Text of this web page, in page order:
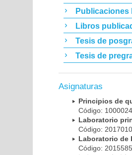
Publicaciones
Libros
Tesis de
Tesis de
Asignaturas
Principios de
Código:
Laboratorio
Código:
Laboratorio de
Código: